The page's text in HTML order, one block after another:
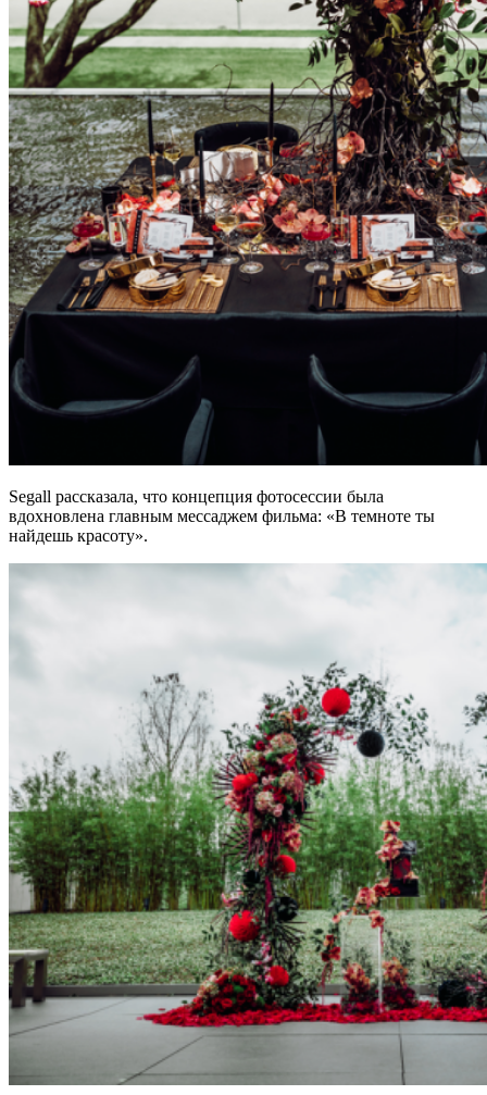
Segall рассказала, что концепция фотосессии была
вдохновлена главным мессаджем фильма: «В темноте ты
найдешь красоту».